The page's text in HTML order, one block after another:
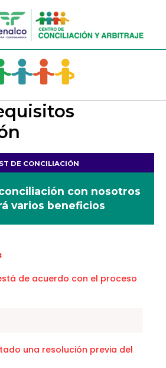
DE CONCILIACIÓN
con nosotros
varios beneficios
de acuerdo con el proceso
una resolución previa del